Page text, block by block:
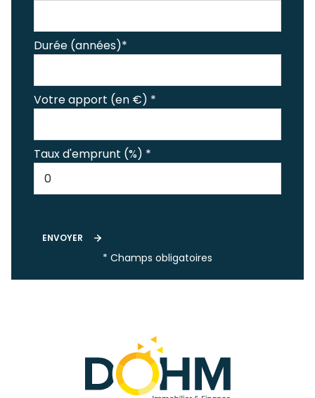
Durée (années)*
Votre apport (en €) *
Taux d'emprunt (%) *
ENVOYER
* Champs obligatoires